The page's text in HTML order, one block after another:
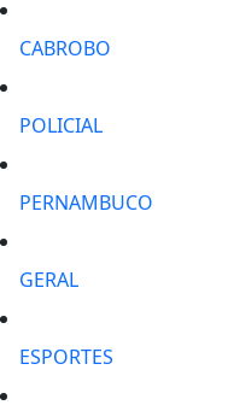
CABROBO
POLICIAL
PERNAMBUCO
GERAL
ESPORTES